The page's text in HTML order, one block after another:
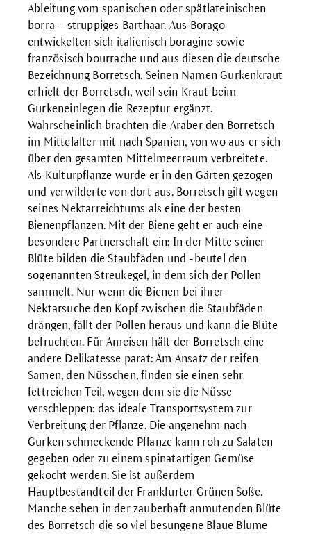
Ableitung vom spanischen oder spätlateinischen
borra = struppiges Barthaar. Aus Borago
entwickelten sich italienisch boragine sowie
französisch bourrache und aus diesen die deutsche
Bezeichnung Borretsch. Seinen Namen Gurkenkraut
erhielt der Borretsch, weil sein Kraut beim
Gurkeneinlegen die Rezeptur ergänzt.
Wahrscheinlich brachten die Araber den Borretsch
im Mittelalter mit nach Spanien, von wo aus er sich
über den gesamten Mittelmeerraum verbreitete.
Als Kulturpflanze wurde er in den Gärten gezogen
und verwilderte von dort aus. Borretsch gilt wegen
seines Nektarreichtums als eine der besten
Bienenpflanzen. Mit der Biene geht er auch eine
besondere Partnerschaft ein: In der Mitte seiner
Blüte bilden die Staubfäden und -beutel den
sogenannten Streukegel, in dem sich der Pollen
sammelt. Nur wenn die Bienen bei ihrer
Nektarsuche den Kopf zwischen die Staubfäden
drängen, fällt der Pollen heraus und kann die Blüte
befruchten. Für Ameisen hält der Borretsch eine
andere Delikatesse parat: Am Ansatz der reifen
Samen, den Nüsschen, finden sie einen sehr
fettreichen Teil, wegen dem sie die Nüsse
verschleppen: das ideale Transportsystem zur
Verbreitung der Pflanze. Die angenehm nach
Gurken schmeckende Pflanze kann roh zu Salaten
gegeben oder zu einem spinatartigen Gemüse
gekocht werden. Sie ist außerdem
Hauptbestandteil der Frankfurter Grünen Soße.
Manche sehen in der zauberhaft anmutenden Blüte
des Borretsch die so viel besungene Blaue Blume